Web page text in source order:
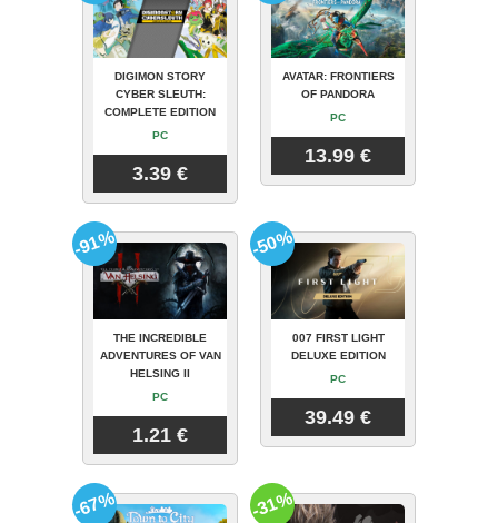
DIGIMON STORY
CYBER SLEUTH:
COMPLETE EDITION
PC
3.39 €
AVATAR: FRONTIERS
OF PANDORA
PC
13.99 €
THE INCREDIBLE
ADVENTURES OF VAN
HELSING II
PC
1.21 €
-91%
007 FIRST LIGHT
DELUXE EDITION
PC
39.49 €
-50%
-67% -31%